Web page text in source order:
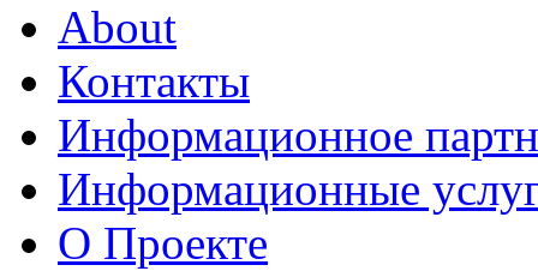
About
Контакты
Информационное
Информационные
О Проекте